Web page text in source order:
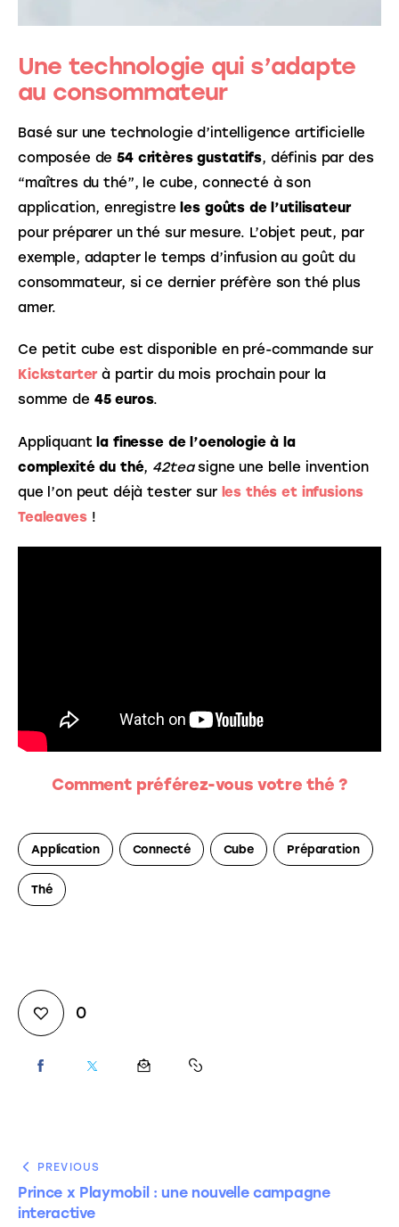
Une technologie qui s’adapte
au consommateur
Basé sur une technologie d’intelligence artificielle
composée de 54 critères gustatifs, définis par des
“maîtres du thé”, le cube, connecté à son
application, enregistre les goûts de l’utilisateur
pour préparer un thé sur mesure. L’objet peut, par
exemple, adapter le temps d’infusion au goût du
consommateur, si ce dernier préfère son thé plus
amer.
Ce petit cube est disponible en pré-commande sur
Kickstarter à partir du mois prochain pour la
somme de 45 euros.
Appliquant la finesse de l’oenologie à la
complexité du thé, 42tea signe une belle invention
que l’on peut déjà tester sur les thés et infusions
Tealeaves !
Comment préférez-vous votre thé ?
Application Connecté Cube Préparation
Thé
0
PREVIOUS
Prince x Playmobil : une nouvelle campagne
interactive